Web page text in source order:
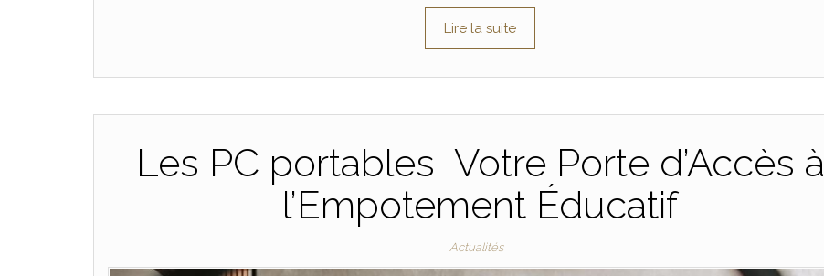
Lire la suite
Les PC portables Votre Porte d’Accès à
l’Empotement Éducatif
Actualités